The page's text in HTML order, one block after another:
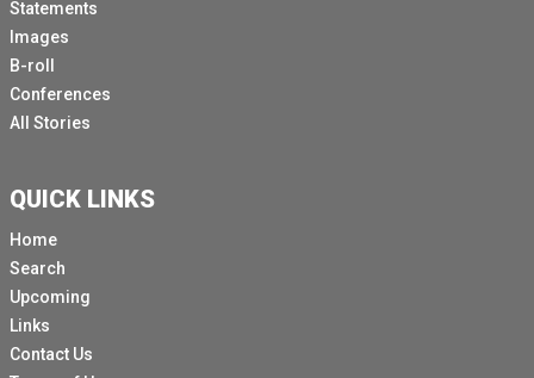
Statements
Images
B-roll
Conferences
All Stories
QUICK LINKS
Home
Search
Upcoming
Links
Contact Us